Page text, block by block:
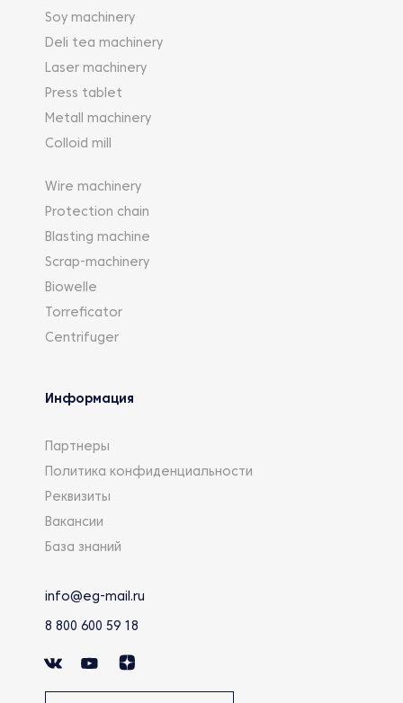
Soy machinery
Deli tea machinery
Laser machinery
Press tablet
Metall machinery
Colloid mill
Wire machinery
Protection chain
Blasting machine
Scrap-machinery
Biowelle
Torreficator
Centrifuger
Информация
Партнеры
Политика конфиденциальности
Реквизиты
Вакансии
База знаний
info@eg-mail.ru
8 800 600 59 18